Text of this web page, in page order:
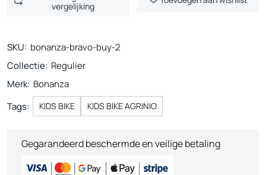
vergelijking
SKU: bonanza-bravo-buy-2
Collectie: Regulier
Merk: Bonanza
Tags:
KIDS BIKE KIDS BIKE AGRINIO
Gegarandeerd beschermde en veilige betaling